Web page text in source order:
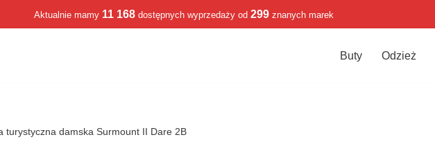
Aktualnie mamy 11 168 dostępnych wyprzedaży od 299 znanych marek
Buty Odzież
turystyczna damska Surmount II Dare 2B